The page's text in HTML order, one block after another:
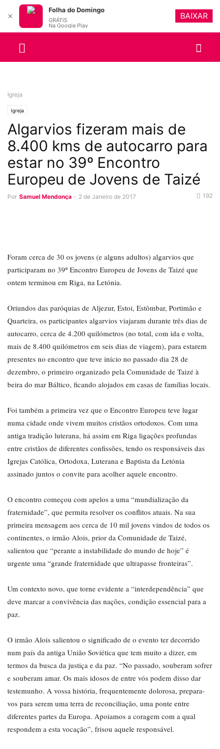
Igreja
Igreja
Algarvios fizeram mais de
8.400 kms de autocarro para
estar no 39º Encontro
Europeu de Jovens de Taizé
Por Samuel Mendonça - 2 de Janeiro de 2017 192
Foram cerca de 30 os jovens (e alguns adultos) algarvios que
participaram no 39º Encontro Europeu de Jovens de Taizé que
ontem terminou em Riga, na Letónia.
Oriundos das paróquias de Aljezur, Estoi, Estômbar, Portimão e
Quarteira, os participantes algarvios viajaram durante três dias de
autocarro, cerca de 4.200 quilómetros (no total, com ida e volta,
mais de 8.400 quilómetros em seis dias de viagem), para estarem
presentes no encontro que teve início no passado dia 28 de
dezembro, o primeiro organizado pela Comunidade de Taizé à
beira do mar Báltico, ficando alojados em casas de famílias locais.
Foi também a primeira vez que o Encontro Europeu teve lugar
numa cidade onde vivem muitos cristãos ortodoxos. Com uma
antiga tradição luterana, há assim em Riga ligações profundas
entre cristãos de diferentes confissões, tendo os responsáveis das
Igrejas Católica, Ortodoxa, Luterana e Baptista da Letónia
assinado juntos o convite para acolher aquele encontro.
O encontro começou com apelos a uma “mundialização da
fraternidade”, que permita resolver os conflitos atuais. Na sua
primeira mensagem aos cerca de 10 mil jovens vindos de todos os
continentes, o irmão Alois, prior da Comunidade de Taizé,
salientou que “perante a instabilidade do mundo de hoje” é
urgente uma “grande fraternidade que ultrapasse fronteiras”.
Um contexto novo, que torne evidente a “interdependência” que
deve marcar a convivência das nações, condição essencial para a
paz.
O irmão Alois salientou o significado de o evento ter decorrido
num país da antiga União Soviética que tem muito a dizer, em
termos da busca da justiça e da paz. “No passado, souberam sofrer
e souberam amar. Os mais idosos de entre vós podem disso dar
testemunho. A vossa história, frequentemente dolorosa, prepara-
vos para serem uma terra de reconciliação, uma ponte entre
diferentes partes da Europa. Apoiamos a coragem com a qual
respondem a esta vocação”, frisou aquele responsável.
✕
Folha do Domingo
GRÁTIS
Na Google Play
BAIXAR